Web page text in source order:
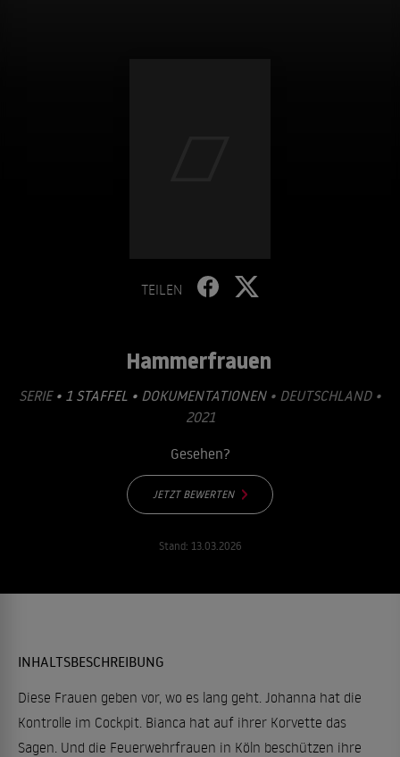
TEILEN
Hammerfrauen
SERIE • 1 STAFFEL • DOKUMENTATIONEN• DEUTSCHLAND •
2021
Gesehen?
JETZT BEWERTEN
Stand: 13.03.2026
INHALTSBESCHREIBUNG
Diese Frauen geben vor, wo es lang geht. Johanna hat die
Kontrolle im Cockpit. Bianca hat auf ihrer Korvette das
Sagen. Und die Feuerwehrfrauen in Köln beschützen ihre